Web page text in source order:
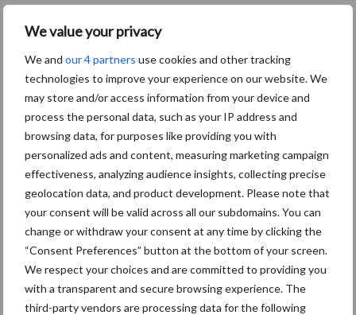
We value your privacy
We and our 4 partners use cookies and other tracking
technologies to improve your experience on our website. We
may store and/or access information from your device and
process the personal data, such as your IP address and
browsing data, for purposes like providing you with
personalized ads and content, measuring marketing campaign
effectiveness, analyzing audience insights, collecting precise
geolocation data, and product development. Please note that
your consent will be valid across all our subdomains. You can
change or withdraw your consent at any time by clicking the
“Consent Preferences” button at the bottom of your screen.
We respect your choices and are committed to providing you
with a transparent and secure browsing experience. The
third-party vendors are processing data for the following
met een dergelijke softwarepakket te werken: “De kans op
invoerfouten is minimaal. Omdat alle fytomiddelen (gelinkt met
fytoweb) met de eigenschappen in het programma staan, komen
we automatisch te weten of we voldoen aan alle (wettelijke)
verplichtingen zoals de Global-GAP, Voedselveiligheid en
Vegaplan.” Het systeem bespaart de Belgische teler dus een
hoop tijd en administratieve rompslomp.
Meer informatie over de
mogelijkheden van CropVision?
Bezoek de website van AgroVision:
www.cropvision.be